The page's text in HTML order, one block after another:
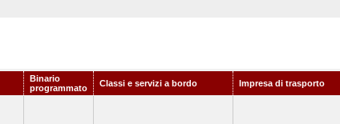
Binario
programmato
Classi e servizi a bordo Impresa di trasporto